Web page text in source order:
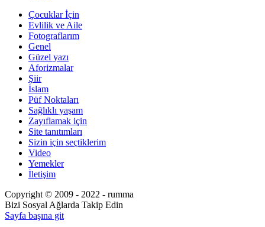
Çocuklar İçin
Evlilik ve Aile
Fotograflarım
Genel
Güzel yazı
Aforizmalar
Şiir
İslam
Püf Noktaları
Sağlıklı yaşam
Zayıflamak için
Site tanıtımları
Sizin için seçtiklerim
Video
Yemekler
İletişim
Copyright © 2009 - 2022 - rumma
Bizi Sosyal Ağlarda Takip Edin
Sayfa başına git